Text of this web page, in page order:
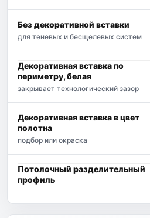
Без декоративной вставки
для теневых и бесщелевых систем
Декоративная вставка по
периметру, белая
закрывает технологический зазор
Декоративная вставка в цвет
полотна
подбор или окраска
Потолочный разделительный
профиль